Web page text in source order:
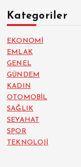
Kategoriler
EKONOMİ
EMLAK
GENEL
GÜNDEM
KADIN
OTOMOBİL
SAĞLIK
SEYAHAT
SPOR
TEKNOLOJİ